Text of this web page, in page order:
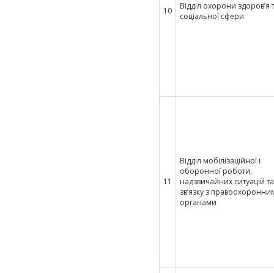
10
Відділ охорони здоров’я
соціальної сфери
11
Відділ мобілізаційної і
оборонної роботи,
надзвичайних ситуацій та
зв’язку з
органами